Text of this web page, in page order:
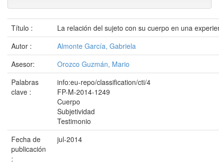
Título :
La relación del sujeto con su cuerpo en una
Autor :
Almonte García, Gabriela
Asesor:
Orozco Guzmán, Mario
Palabras
clave :
info:eu-repo/classification/cti/4
FP-M-2014-1249
Cuerpo
Subjetividad
Testimonio
Fecha de
publicación
:
jul-2014